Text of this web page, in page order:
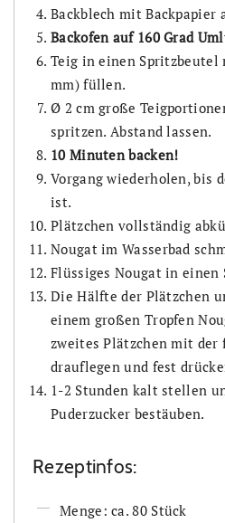
Backblech mit Backpapier
Backofen auf 160 Grad
Teig in einen
mm) füllen.
Ø 2 cm große
spritzen. Abstand lassen.
10 Minuten backen!
Vorgang wiederholen, bis
ist.
Plätzchen vollständig
Nougat im Wasserbad
Flüssiges Nougat in
Die Hälfte der Plätzchen
einem großen Tropfen
zweites Plätzchen mit der
drauflegen und fest
1-2 Stunden kalt stellen
Puderzucker bestäuben.
Rezeptinfos:
Menge: ca. 80 Stück